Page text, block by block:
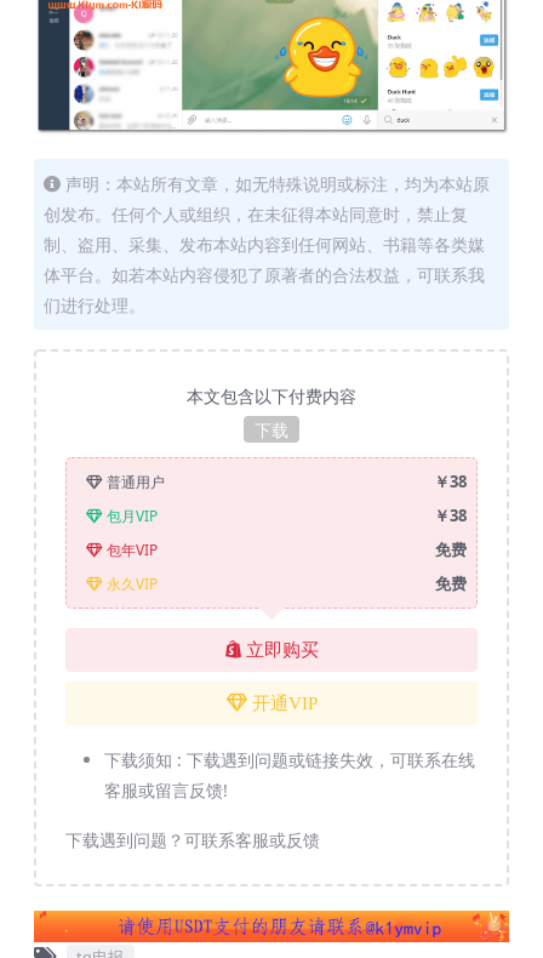
声明：本站所有文章，如无特殊说明或标注，均为本站原
创发布。任何个人或组织，在未征得本站同意时，禁止复
制、盗用、采集、发布本站内容到任何网站、书籍等各类媒
体平台。如若本站内容侵犯了原著者的合法权益，可联系我
们进行处理。
本文包含以下付费内容
下载
普通用户 ￥38
包月VIP ￥38
包年VIP 免费
永久VIP 免费
立即购买
开通VIP
下载须知 : 下载遇到问题或链接失效，可联系在线
客服或留言反馈!
下载遇到问题？可联系客服或反馈